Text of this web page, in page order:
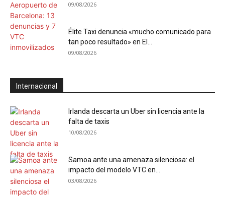
09/08/2026
Élite Taxi denuncia «mucho comunicado para
tan poco resultado» en El...
09/08/2026
Internacional
Irlanda descarta un Uber sin licencia ante la
falta de taxis
10/08/2026
Samoa ante una amenaza silenciosa: el
impacto del modelo VTC en...
03/08/2026